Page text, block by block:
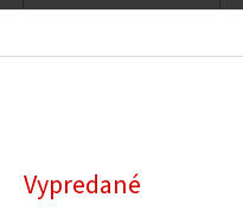
Vypredané